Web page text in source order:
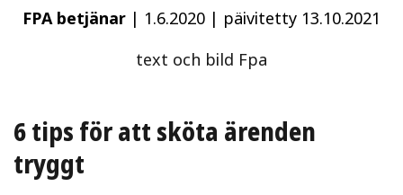
FPA betjänar | 1.6.2020 | päivitetty 13.10.2021
text och bild Fpa
6 tips för att sköta ärenden
tryggt